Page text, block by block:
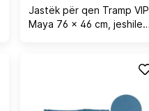
Jastëk për qen Tramp VIP
Maya 76 x 46 cm, jeshile